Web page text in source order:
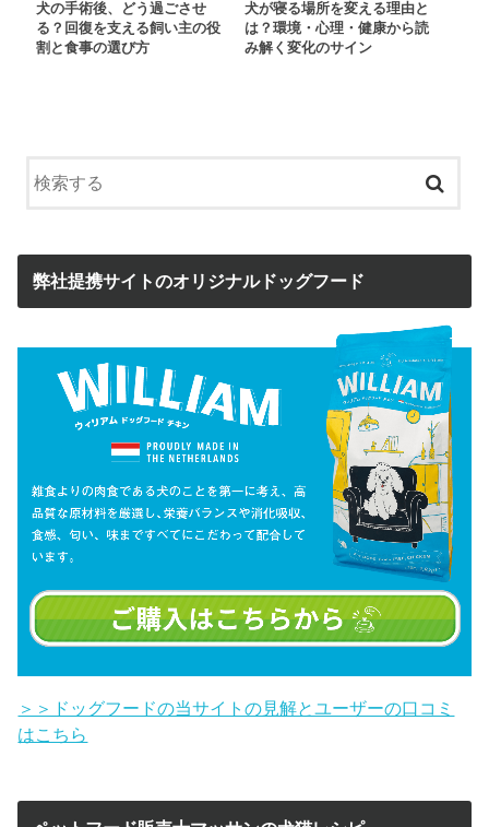
犬の手術後、どう過ごさせ
る？回復を支える飼い主の役
割と食事の選び方
犬が寝る場所を変える理由と
は？環境・心理・健康から読
み解く変化のサイン
弊社提携サイトのオリジナルドッグフード
＞＞ドッグフードの当サイトの見解とユーザーの口コミ
はこちら